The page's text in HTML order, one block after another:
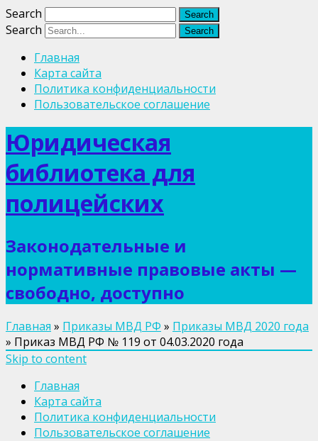
Search
Search
Главная
Карта сайта
Политика конфиденциальности
Пользовательское соглашение
Юридическая
библиотека для
полицейских
Законодательные и
нормативные правовые акты —
свободно, доступно
Главная » Приказы МВД РФ » Приказы МВД 2020 года
» Приказ МВД РФ № 119 от 04.03.2020 года
Skip to content
Главная
Карта сайта
Политика конфиденциальности
Пользовательское соглашение